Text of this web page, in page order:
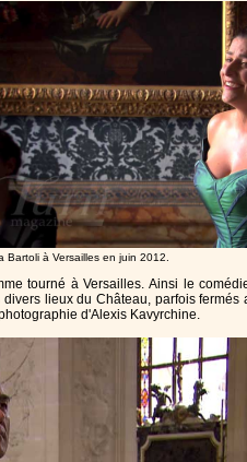
Bartoli à Versailles en juin 2012.
tourné à Versailles. Ainsi le
lieux du Château, parfois
d'Alexis Kavyrchine.